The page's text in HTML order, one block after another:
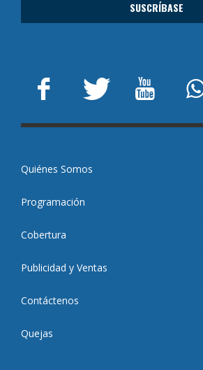
Quiénes Somos
Programación
Cobertura
Publicidad y Ventas
Contáctenos
Quejas